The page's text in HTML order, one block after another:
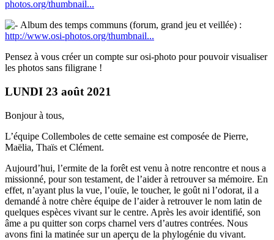
photos.org/thumbnail...
Album des temps communs (forum, grand jeu et veillée) :
http://www.osi-photos.org/thumbnail...
Pensez à vous créer un compte sur osi-photo pour pouvoir visualiser
les photos sans filigrane !
LUNDI 23 août 2021
Bonjour à tous,
L’équipe Collemboles de cette semaine est composée de Pierre,
Maëlia, Thaïs et Clément.
Aujourd’hui, l’ermite de la forêt est venu à notre rencontre et nous a
missionné, pour son testament, de l’aider à retrouver sa mémoire. En
effet, n’ayant plus la vue, l’ouïe, le toucher, le goût ni l’odorat, il a
demandé à notre chère équipe de l’aider à retrouver le nom latin de
quelques espèces vivant sur le centre. Après les avoir identifié, son
âme a pu quitter son corps charnel vers d’autres contrées. Nous
avons fini la matinée sur un aperçu de la phylogénie du vivant.